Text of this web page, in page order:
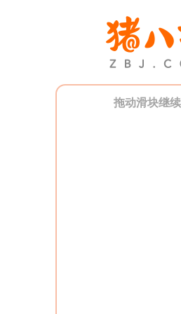
拖动滑块继